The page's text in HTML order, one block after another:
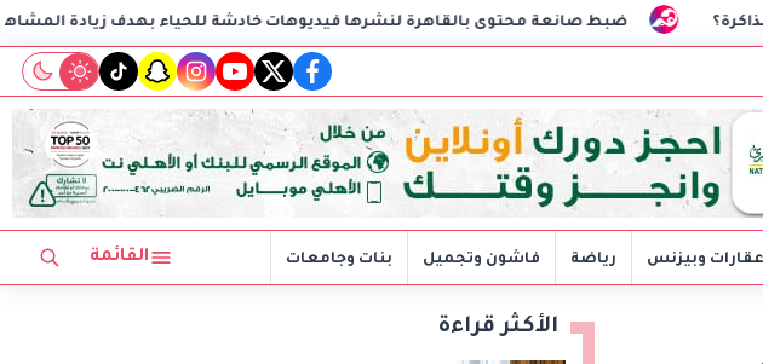
صانعة محتوى بالقاهرة لنشرها فيديوهات خادشة للحياء بهدف زيادة المشاهدات
facebook
twitter
youtube
instagram
snapchat
tiktok
عقارات وبيزنس رياضة فاشون وتجميل بنات وجامعات القائمة
الأكثر قراءة